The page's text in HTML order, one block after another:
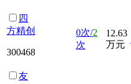
四
方精创
300468
0次/2
次
12.63
万元
友